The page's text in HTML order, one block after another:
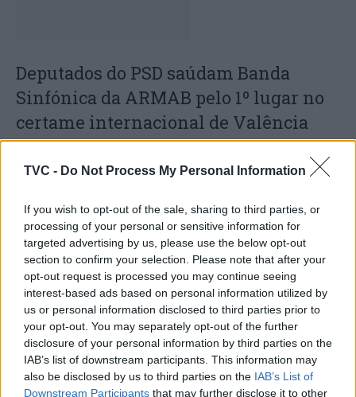
TVC - Do Not Process My Personal Information
If you wish to opt-out of the sale, sharing to third parties, or
processing of your personal or sensitive information for
targeted advertising by us, please use the below opt-out
section to confirm your selection. Please note that after your
opt-out request is processed you may continue seeing
interest-based ads based on personal information utilized by
us or personal information disclosed to third parties prior to
your opt-out. You may separately opt-out of the further
disclosure of your personal information by third parties on the
IAB’s list of downstream participants. This information may
also be disclosed by us to third parties on the IAB’s List of
Downstream Participants that may further disclose it to other
Deputados do PSD saúdam Banda
Sinfónica da ARMAB pelo 1º lugar no
certame internacional de Valência
Capacita Jovem de Poiares aproxima
jovens ao mundo do trabalho